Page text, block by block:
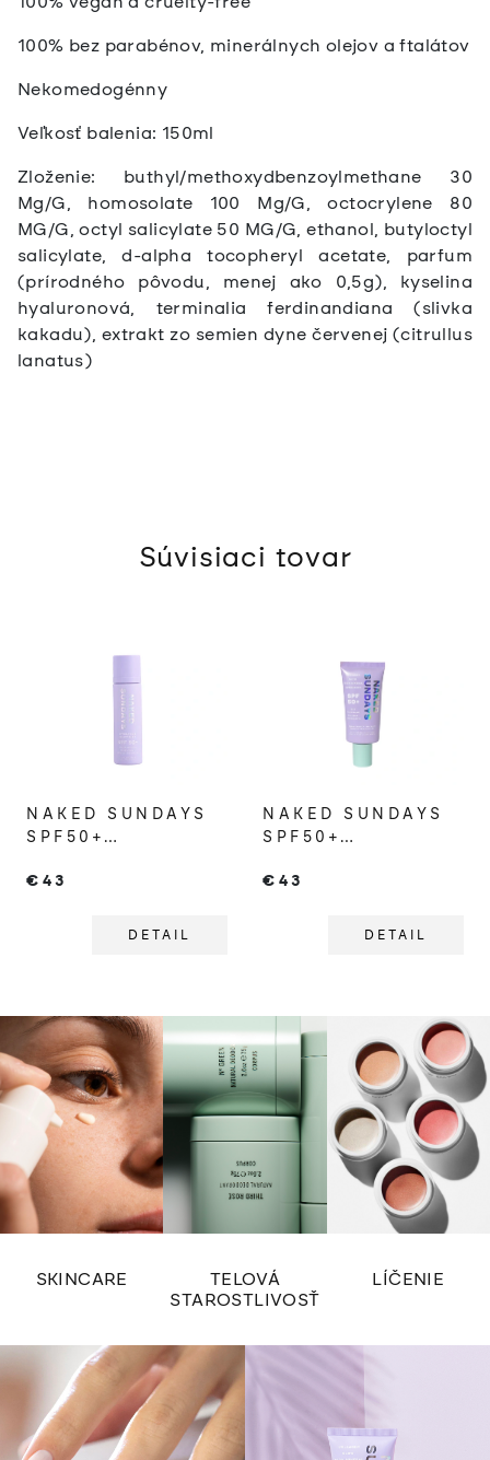
100% bez parabénov, minerálnych olejov a ftalátov
Nekomedogénny
Veľkosť balenia: 150ml
Zloženie: buthyl/methoxydbenzoylmethane 30
Mg/G, homosolate 100 Mg/G, octocrylene 80
MG/G, octyl salicylate 50 MG/G, ethanol, butyloctyl
salicylate, d-alpha tocopheryl acetate, parfum
(prírodného pôvodu, menej ako 0,5g), kyselina
hyaluronová, terminalia ferdinandiana (slivka
kakadu), extrakt zo semien dyne červenej (citrullus
lanatus)
Súvisiaci tovar
NAKED SUNDAYS
SPF50+
HMLA NA
€43
DETAIL
NAKED SUNDAYS
SPF50+
100% MINERAL
€43
DETAIL
SKINCARE
TELOVÁ
STAROSTLIVOSŤ
LÍČENIE